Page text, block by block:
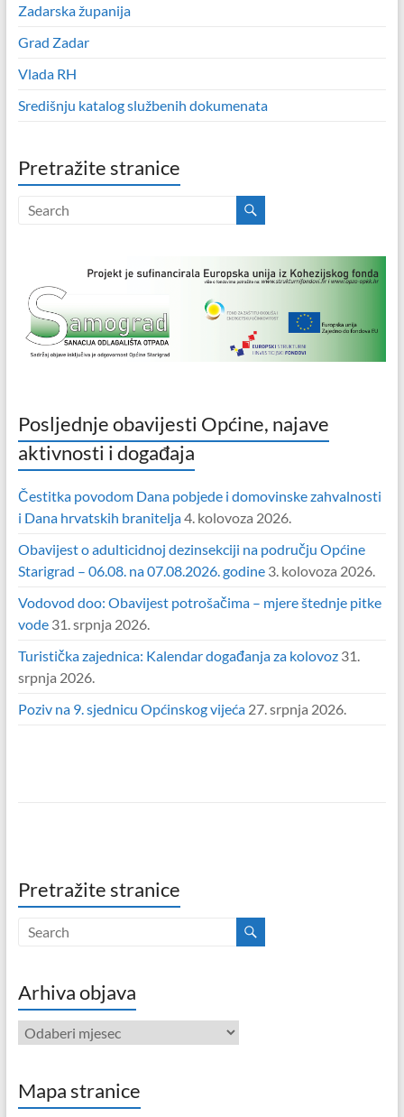
Zadarska županija
Grad Zadar
Vlada RH
Središnju katalog službenih dokumenata
Pretražite stranice
Posljednje obavijesti Općine, najave
aktivnosti i događaja
Čestitka povodom Dana pobjede i domovinske zahvalnosti
i Dana hrvatskih branitelja4. kolovoza 2026.
Obavijest o adulticidnoj dezinsekciji na području Općine
Starigrad – 06.08. na 07.08.2026. godine 3. kolovoza 2026.
Vodovod doo: Obavijest potrošačima – mjere štednje pitke
vode 31. srpnja 2026.
Turistička zajednica: Kalendar događanja za kolovoz 31.
srpnja 2026.
Poziv na 9. sjednicu Općinskog vijeća 27. srpnja 2026.
Pretražite stranice
Arhiva objava
Arhiva
objava
Mapa stranice